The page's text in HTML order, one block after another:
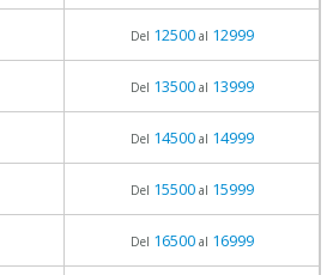
Del 12500al 12999
Del 13500al 13999
Del 14500al 14999
Del 15500al 15999
Del 16500al 16999